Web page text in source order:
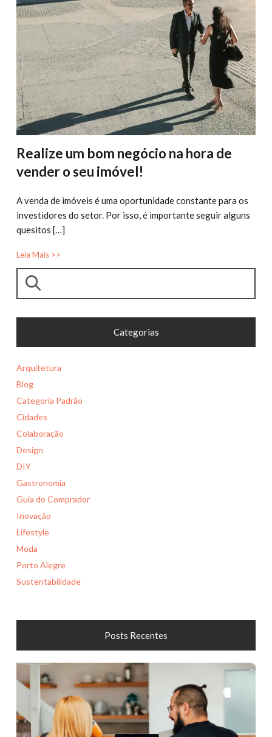
Realize um bom negócio na hora de
vender o seu imóvel!
A venda de imóveis é uma oportunidade constante para os
investidores do setor. Por isso, é importante seguir alguns
quesitos […]
Leia Mais >>
Pesquisar
Categorias
Arquitetura
Blog
Categoria Padrão
Cidades
Colaboração
Design
DIY
Gastronomia
Guia do Comprador
Inovação
Lifestyle
Moda
Porto Alegre
Sustentabilidade
Posts Recentes